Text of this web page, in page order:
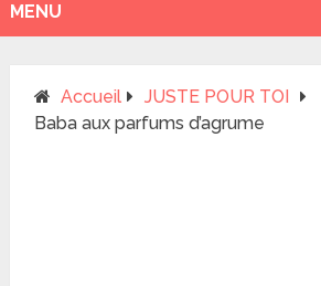
MENU
Accueil
JUSTE POUR TOI
Baba aux parfums d’agrume